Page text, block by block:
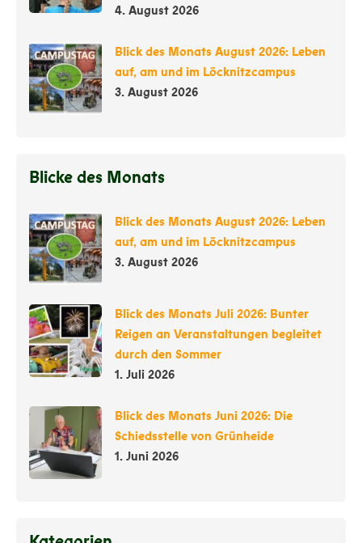
4. August 2026
Blick des Monats August 2026: Leben
auf, am und im Löcknitzcampus
3. August 2026
Blicke des Monats
Blick des Monats August 2026: Leben
auf, am und im Löcknitzcampus
3. August 2026
Blick des Monats Juli 2026: Bunter
Reigen an Veranstaltungen begleitet
durch den Sommer
1. Juli 2026
Blick des Monats Juni 2026: Die
Schiedsstelle von Grünheide
1. Juni 2026